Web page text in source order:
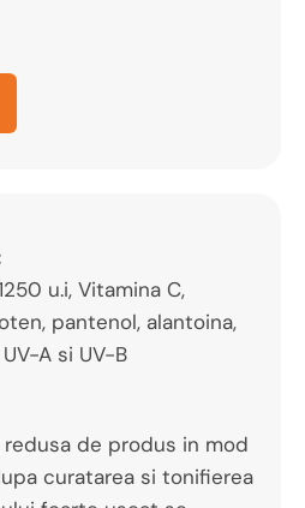
u.i, Vitamina C,
pantenol, alantoina,
A si UV-B
de produs in mod
curatarea si tonifierea